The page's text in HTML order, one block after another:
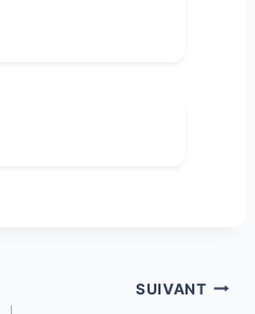
SUIVANT